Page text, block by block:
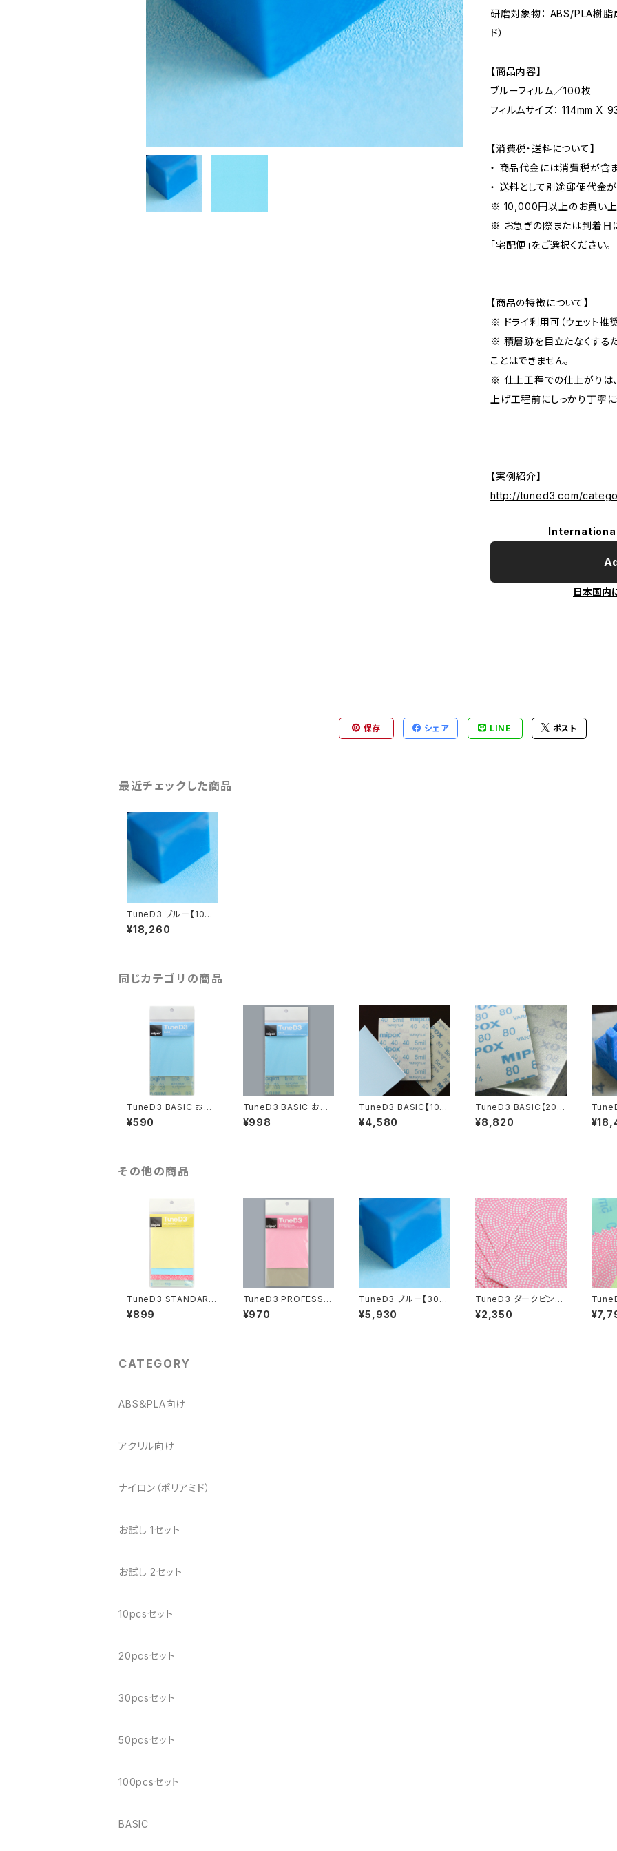
研磨対象物： ABS/PLA樹脂
ド）
【商品内容】
ブルーフィルム／100枚
フィルムサイズ： 114mm X
【消費税・送料について】
・ 商品代金には消費税が含
・ 送料として別途郵便代金が
※ 10,000円以上のお買い上
※ お急ぎの際または到着日
「宅配便」をご選択ください。
【商品の特徴について】
※ ドライ利用可（ウェット推
※ 積層跡を目立たなくする
ことはできません。
※ 仕上工程での仕上がりは
上げ工程前にしっかり丁寧
【実例紹介】
http://tuned3.com/
日本国内
保存 シェア LINE ポスト
最近チェックした商品
TuneD3 ブルー【100
枚入】
¥18,260
同じカテゴリの商品
TuneD3 BASIC お試
しキット【3枚入り】
¥590
TuneD3 BASIC お試
しキット【6枚入り】
¥998
TuneD3 BASIC【10p
csセット／計30枚入】
¥4,580
TuneD3 BASIC【20p
csセット／計60枚入】
¥8,820
csセ
その他の商品
TuneD3 STANDARD
お試しキット【4枚入り】
¥899
TuneD3 PROFESSIO
NAL お試しキット【4枚
入り】
¥970
TuneD3 ブルー【30枚
入】
¥5,930
TuneD3 ダークピンク
フィルム【10枚入】
¥2,350
【
枚入】
CATEGORY
ABS＆PLA向け
アクリル向け
ナイロン（ポリアミド）
お試し 1セット
お試し 2セット
10pcsセット
20pcsセット
30pcsセット
50pcsセット
100pcsセット
BASIC